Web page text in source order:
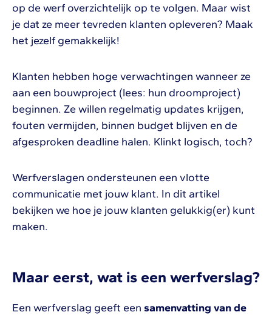
op de werf overzichtelijk op te volgen. Maar wist
je dat ze meer tevreden klanten opleveren? Maak
het jezelf gemakkelijk!
Klanten hebben hoge verwachtingen wanneer ze
aan een bouwproject (lees: hun droomproject)
beginnen. Ze willen regelmatig updates krijgen,
fouten vermijden, binnen budget blijven en de
afgesproken deadline halen. Klinkt logisch, toch?
Werfverslagen ondersteunen een vlotte
communicatie met jouw klant. In dit artikel
bekijken we hoe je jouw klanten gelukkig(er) kunt
maken.
Maar eerst, wat is een werfverslag?
Een werfverslag geeft een samenvatting van de